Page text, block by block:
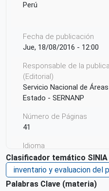
Perú
Fecha de publicación
Jue, 18/08/2016 - 12:00
Responsable de la
(Editorial)
Servicio Nacional de
Estado - SERNANP
Número de Páginas
41
Idioma
Español
Ciudad de Origen
Lima
Clasificador temático SINIA
inventario y evaluacion del
Palabras Clave (materia)